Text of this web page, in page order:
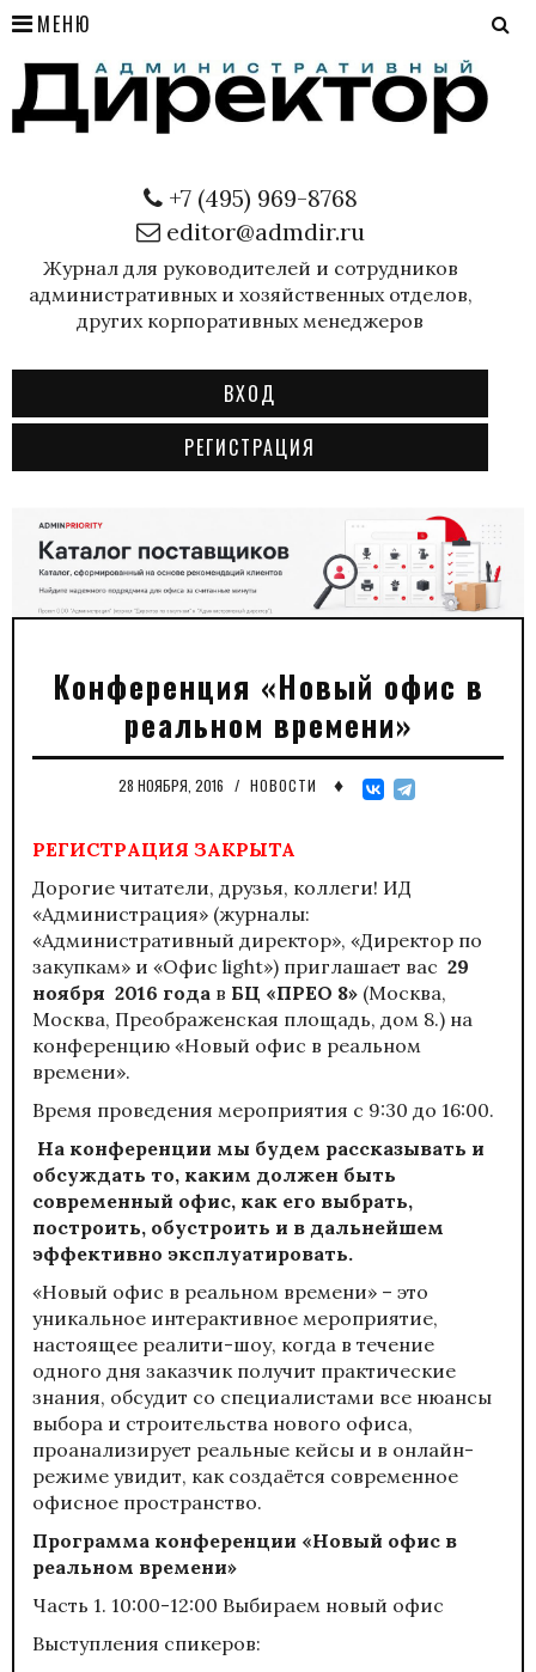
МЕНЮ
+7 (495) 969-8768
editor@admdir.ru
Журнал для руководителей и сотрудников
административных и хозяйственных отделов,
других корпоративных менеджеров
ВХОД
РЕГИСТРАЦИЯ
Конференция «Новый офис в
реальном времени»
28 НОЯБРЯ, 2016 / НОВОСТИ ♦
РЕГИСТРАЦИЯ ЗАКРЫТА
Дорогие читатели, друзья, коллеги! ИД
«Администрация» (журналы:
«Административный директор», «Директор по
закупкам» и «Офис light») приглашает вас 29
ноября 2016 года в БЦ «ПРЕО 8» (Москва,
Москва, Преображенская площадь, дом 8.) на
конференцию «Новый офис в реальном
времени».
Время проведения мероприятия с 9:30 до 16:00.
На конференции мы будем рассказывать и
обсуждать то, каким должен быть
современный офис, как его выбрать,
построить, обустроить и в дальнейшем
эффективно эксплуатировать.
«Новый офис в реальном времени» – это
уникальное интерактивное мероприятие,
настоящее реалити-шоу, когда в течение
одного дня заказчик получит практические
знания, обсудит со специалистами все нюансы
выбора и строительства нового офиса,
проанализирует реальные кейсы и в онлайн-
режиме увидит, как создаётся современное
офисное пространство.
Программа конференции «Новый офис в
реальном времени»
Часть 1. 10:00-12:00 Выбираем новый офис
Выступления спикеров: